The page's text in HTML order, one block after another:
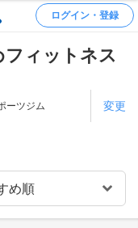
ログイン・登録
ィットネス
ーツジム 変更